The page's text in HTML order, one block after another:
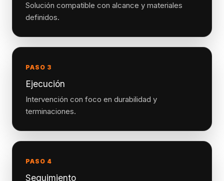
Solución compatible con alcance y materiales
definidos.
PASO 3
Ejecución
Intervención con foco en durabilidad y
terminaciones.
PASO 4
Seguimiento